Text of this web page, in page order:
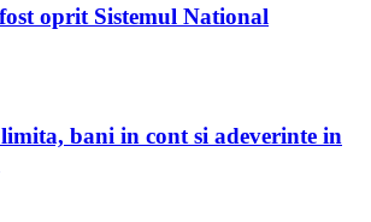
oprit Sistemul National
bani in cont si adeverinte in